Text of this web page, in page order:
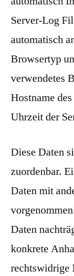
Server-Log
automatisch
Browsertyp
verwendetes
Hostname
Uhrzeit der
Diese Daten
zuordenbar.
Daten mit
Daten
konkrete
rechtswidrige